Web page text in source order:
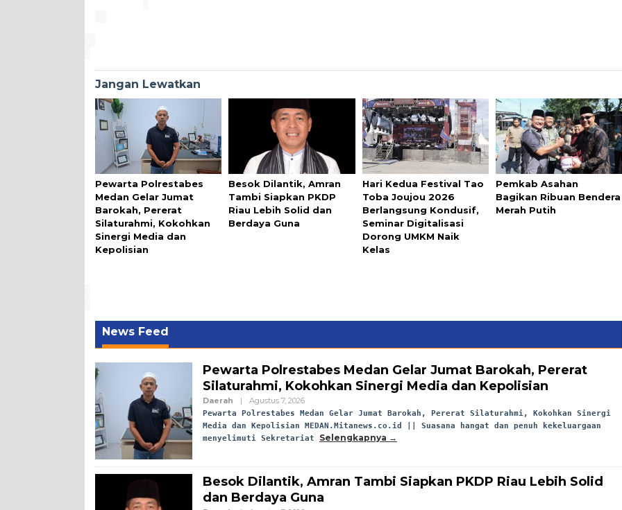
Jangan Lewatkan
Pewarta Polrestabes
Medan Gelar Jumat
Barokah, Pererat
Silaturahmi, Kokohkan
Sinergi Media dan
Kepolisian
Besok Dilantik, Amran
Tambi Siapkan PKDP
Riau Lebih Solid dan
Berdaya Guna
Hari Kedua Festival Tao
Toba Joujou 2026
Berlangsung Kondusif,
Seminar Digitalisasi
Dorong UMKM Naik
Kelas
Pemkab Asahan
Bagikan Ribuan Bendera
Merah Putih
News Feed
Pewarta Polrestabes Medan Gelar Jumat Barokah, Pererat
Silaturahmi, Kokohkan Sinergi Media dan Kepolisian
Daerah |
Agustus 7, 2026
Pewarta Polrestabes Medan Gelar Jumat Barokah, Pererat Silaturahmi, Kokohkan Sinergi
Media dan Kepolisian MEDAN.Mitanews.co.id || Suasana hangat dan penuh kekeluargaan
menyelimuti Sekretariat Selengkapnya
Besok Dilantik, Amran Tambi Siapkan PKDP Riau Lebih Solid
dan Berdaya Guna